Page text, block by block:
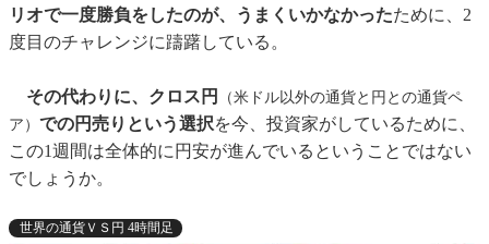
リオで一度勝負をしたのが、うまくいかなかったために、2
度目のチャレンジに躊躇している。
その代わりに、クロス円
（米ドル以外の通貨と円との通貨ペ
ア） での円売りという選択を今、投資家がしているために、
この1週間は全体的に円安が進んでいるということではない
でしょうか。
世界の通貨ＶＳ円 4時間足